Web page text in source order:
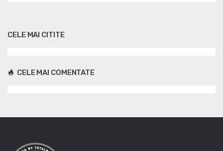
CELE MAI CITITE
CELE MAI COMENTATE